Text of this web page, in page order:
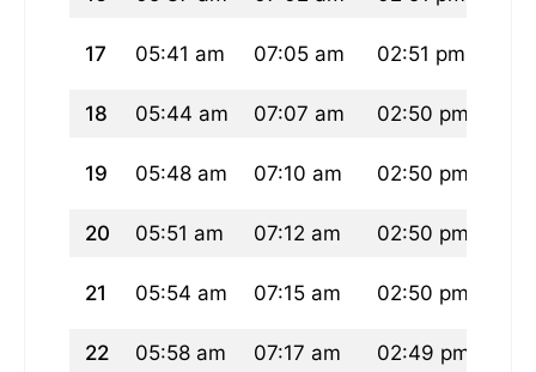
17 05:41 am 07:05 am 02:51 pm
18 05:44 am 07:07 am 02:50 pm
19 05:48 am 07:10 am 02:50 pm
20 05:51 am 07:12 am 02:50 pm
21 05:54 am 07:15 am 02:50 pm
22 05:58 am 07:17 am 02:49 pm